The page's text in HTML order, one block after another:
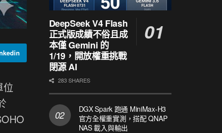
位
DeepSeek V4 Flash
正式版成績不俗且成
本僅 Gemini 的
1/19，開放權重挑戰
閉源 AI
283 SHARES
DGX Spark 跑通 MiniMax-H3
官方全權重實測，搭配 QNAP
NAS 載入與輸出